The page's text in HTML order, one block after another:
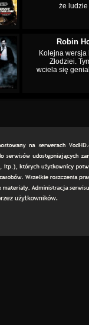
że
Robin
Kolejna wersja
Złodziei.
wciela się